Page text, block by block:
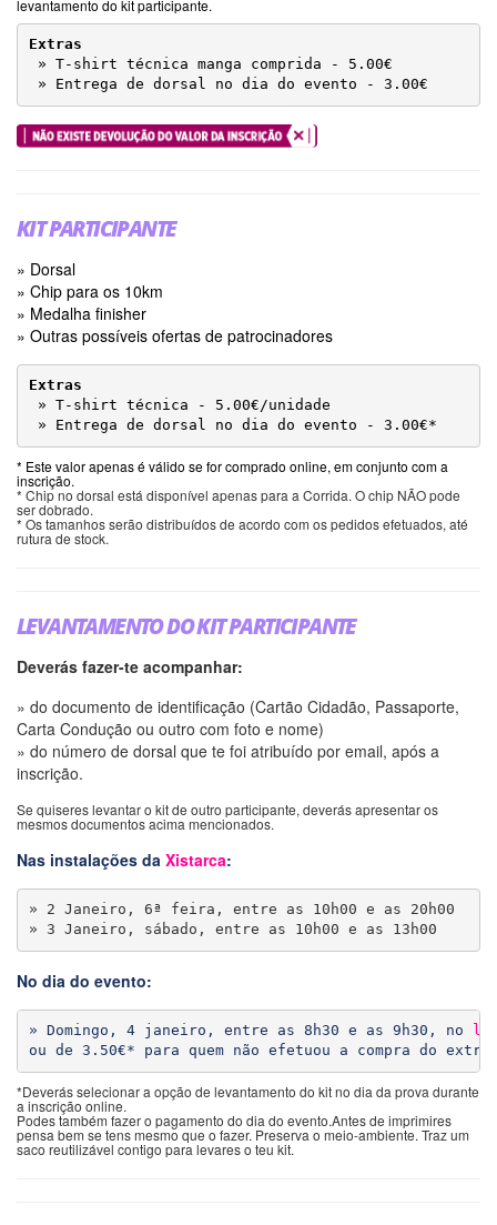
levantamento do kit participante.
Extras
» T-shirt técnica manga comprida - 5.00€
» Entrega de dorsal no dia do evento - 3.00€
KIT PARTICIPANTE
» Dorsal
» Chip para os 10km
» Medalha finisher
» Outras possíveis ofertas de patrocinadores
Extras
» T-shirt técnica - 5.00€/unidade
» Entrega de dorsal no dia do evento - 3.00€*
* Este valor apenas é válido se for comprado online, em conjunto com a
inscrição.
* Chip no dorsal está disponível apenas para a Corrida. O chip NÃO pode
ser dobrado.
* Os tamanhos serão distribuídos de acordo com os pedidos efetuados, até
rutura de stock.
LEVANTAMENTO DO KIT PARTICIPANTE
Deverás fazer-te acompanhar:
» do documento de identificação (Cartão Cidadão, Passaporte,
Carta Condução ou outro com foto e nome)
» do número de dorsal que te foi atribuído por email, após a
inscrição.
Se quiseres levantar o kit de outro participante, deverás apresentar os
mesmos documentos acima mencionados.
Nas instalações da Xistarca:
» 2 Janeiro, 6ª feira, entre as 10h00 e as 20h00
» 3 Janeiro, sábado, entre as 10h00 e as 13h00
No dia do evento:
» Domingo, 4 janeiro, entre as 8h30 e as 9h30, no
*Deverás selecionar a opção de levantamento do kit no dia da prova durante
a inscrição online.
Podes também fazer o pagamento do dia do evento.Antes de imprimires
pensa bem se tens mesmo que o fazer. Preserva o meio-ambiente. Traz um
saco reutilizável contigo para levares o teu kit.